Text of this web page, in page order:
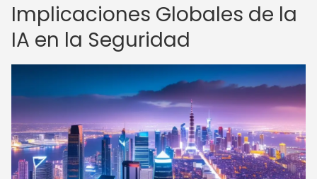
Implicaciones Globales de la
IA en la Seguridad